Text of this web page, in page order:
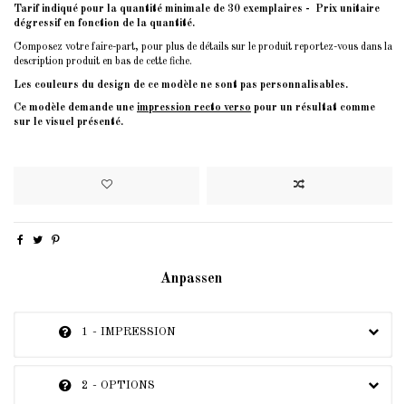
Tarif indiqué pour la quantité minimale de 30 exemplaires - Prix unitaire
dégressif en fonction de la quantité.
Composez votre faire-part, pour plus de détails sur le produit reportez-vous dans la
description produit en bas de cette fiche.
Les couleurs du design de ce modèle ne sont pas personnalisables.
Ce modèle demande une impression recto verso pour un résultat comme
sur le visuel présenté.
Anpassen
1 - IMPRESSION
2 - OPTIONS